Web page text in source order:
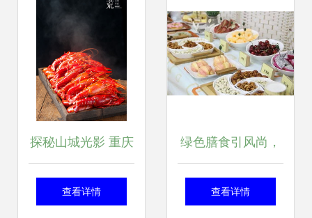
探秘山城光影 重庆
八一路好吃街的美
查看详情
绿色膳食引风尚，
校园美食品鉴会获
查看详情